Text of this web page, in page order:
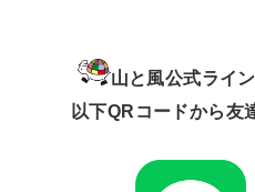
山と風公式ライ
以下QRコードから友